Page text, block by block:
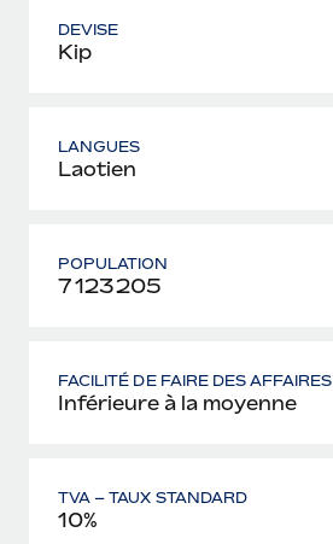
DEVISE
Kip
LANGUES
Laotien
POPULATION
7 123 205
FACILITÉ DE FAIRE DES AFFAIRES
Inférieure à la moyenne
TVA – TAUX STANDARD
10%